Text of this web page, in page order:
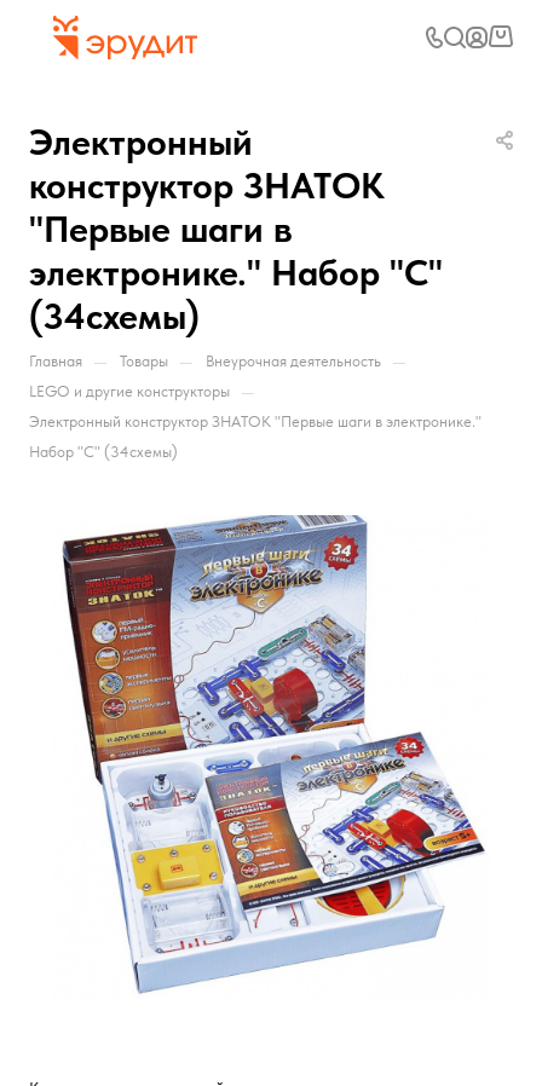
Электронный
конструктор ЗНАТОК
"Первые шаги в
электронике." Набор "C"
(34схемы)
Главная — Товары — Внеурочная деятельность —
LEGO и другие конструкторы —
Электронный конструктор ЗНАТОК "Первые шаги в электронике."
Набор "C" (34схемы)